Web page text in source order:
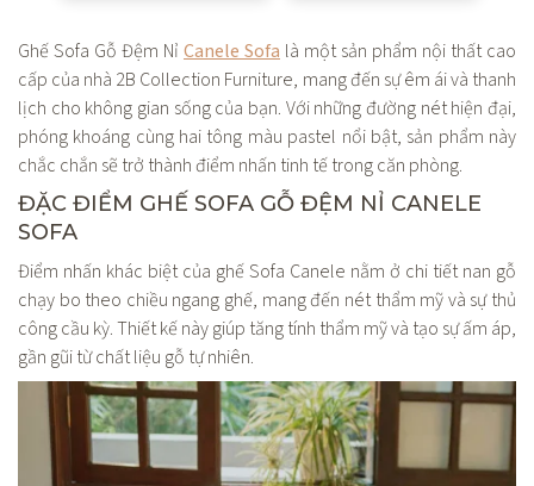
Ghế Sofa Gỗ Đệm Nỉ Canele Sofa là một sản phẩm nội thất cao
cấp của nhà 2B Collection Furniture, mang đến sự êm ái và thanh
lịch cho không gian sống của bạn. Với những đường nét hiện đại,
phóng khoáng cùng hai tông màu pastel nổi bật, sản phẩm này
chắc chắn sẽ trở thành điểm nhấn tinh tế trong căn phòng.
ĐẶC ĐIỂM GHẾ SOFA GỖ ĐỆM NỈ CANELE
SOFA
Điểm nhấn khác biệt của ghế Sofa Canele nằm ở chi tiết nan gỗ
chạy bo theo chiều ngang ghế, mang đến nét thẩm mỹ và sự thủ
công cầu kỳ. Thiết kế này giúp tăng tính thẩm mỹ và tạo sự ấm áp,
gần gũi từ chất liệu gỗ tự nhiên.